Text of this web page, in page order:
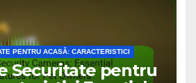
PENTRU ACASĂ: CARACTERISTICI
Securitate pentru